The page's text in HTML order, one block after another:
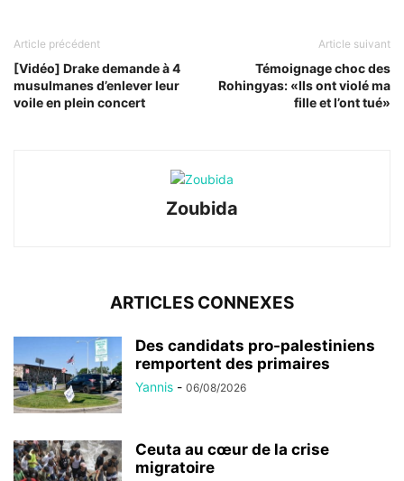
Article précédent
[Vidéo] Drake demande à 4
musulmanes d’enlever leur
voile en plein concert
Article suivant
Témoignage choc des
Rohingyas: «Ils ont violé ma
fille et l’ont tué»
Zoubida
ARTICLES CONNEXES
Des candidats pro-palestiniens
remportent des primaires
Yannis - 06/08/2026
Ceuta au cœur de la crise
migratoire